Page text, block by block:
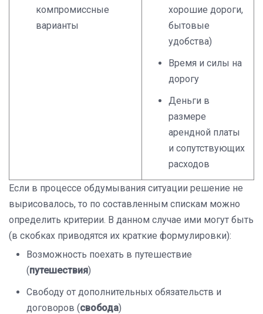
компромиссные
варианты
хорошие дороги,
бытовые
удобства)
Время и силы на
дорогу
Деньги в
размере
арендной платы
и сопутствующих
расходов
Если в процессе обдумывания ситуации решение не
вырисовалось, то по составленным спискам можно
определить критерии. В данном случае ими могут быть
(в скобках приводятся их краткие формулировки):
Возможность поехать в путешествие
(путешествия)
Свободу от дополнительных обязательств и
договоров (свобода)